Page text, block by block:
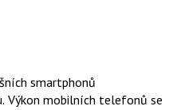
smartphonů
Výkon mobilních telefonů se